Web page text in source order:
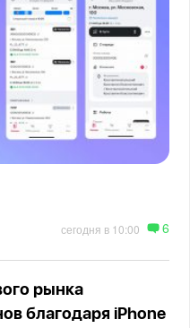
сегодня в 10:00 6
рынка
благодаря iPhone